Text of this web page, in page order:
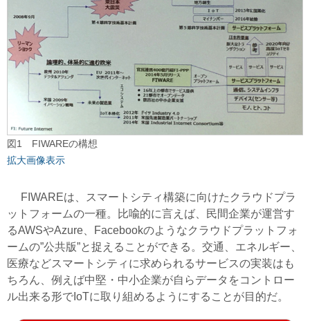
図1 FIWAREの構想
拡大画像表示
FIWAREは、スマートシティ構築に向けたクラウドプラ
ットフォームの一種。比喩的に言えば、民間企業が運営す
るAWSやAzure、Facebookのようなクラウドプラットフォ
ームの”公共版”と捉えることができる。交通、エネルギー、
医療などスマートシティに求められるサービスの実装はも
ちろん、例えば中堅・中小企業が自らデータをコントロー
ル出来る形でIoTに取り組めるようにすることが目的だ。